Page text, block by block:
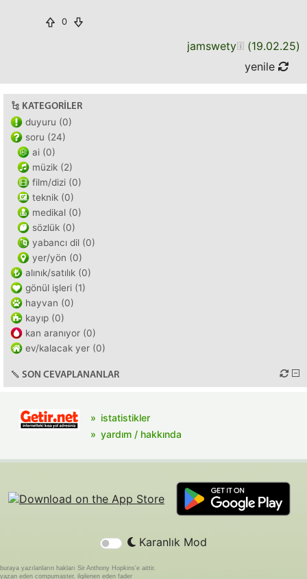
0
jamswety (19.02.25)
yenile
KATEGORILER
duyuru (0)
soru (24)
ai (0)
müzik (2)
film/dizi (0)
teknik (0)
medikal (0)
sözlük (0)
yabancı dil (0)
yer/yön (0)
alınık/satılık (0)
gönül işleri (1)
hayvan (0)
kayıp (0)
kan aranıyor (0)
ev/kalacak yer (0)
SON CEVAPLANANLAR
istatistikler
yardım / hakkında
Karanlık Mod
buraya yazılanların hakları Sir Anthony Hopkins'e aittir.
yazan eden compumaster, ilgilenen eden fader